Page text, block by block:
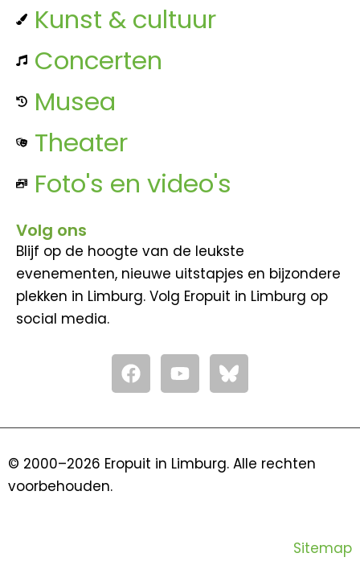
Kunst & cultuur
Concerten
Musea
Theater
Foto's en video's
Volg ons
Blijf op de hoogte van de leukste
evenementen, nieuwe uitstapjes en bijzondere
plekken in Limburg. Volg Eropuit in Limburg op
social media.
F
a
c
o
Y
o
u
b
© 2000–2026 Eropuit in Limburg. Alle rechten
voorbehouden.
Sitemap